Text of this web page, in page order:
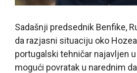
Sadašnji predsednik Benfike,
da razjasni situaciju oko
portugalski tehničar najavljen
mogući povratak u narednim